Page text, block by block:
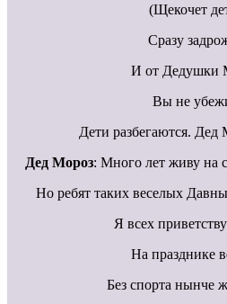
(Щекочет
Сразу
И от Дедушки
Вы не
Дети разбегаются. Дед
Дед Мороз: Много лет живу на
Но ребят таких веселых
Я всех
На празднике
Без спорта нынче